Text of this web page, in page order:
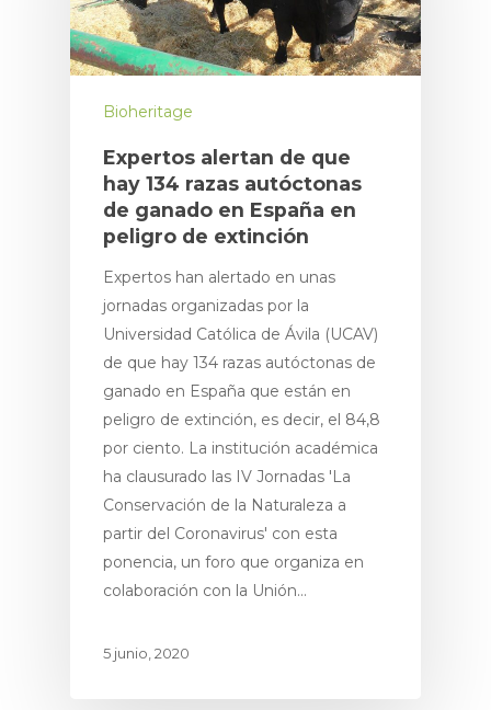
Bioheritage
Expertos alertan de que
hay 134 razas autóctonas
de ganado en España en
peligro de extinción
Expertos han alertado en unas
jornadas organizadas por la
Universidad Católica de Ávila (UCAV)
de que hay 134 razas autóctonas de
ganado en España que están en
peligro de extinción, es decir, el 84,8
por ciento. La institución académica
ha clausurado las IV Jornadas 'La
Conservación de la Naturaleza a
partir del Coronavirus' con esta
ponencia, un foro que organiza en
colaboración con la Unión…
5 junio, 2020